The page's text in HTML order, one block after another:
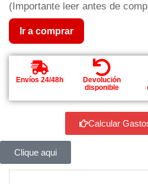
(Importante leer antes de
Ir a comprar
Envíos 24/48h
Devolución
disponible
Calcular
Clique aqui